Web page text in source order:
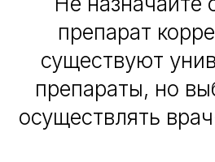
препарат
существуют
препараты, но
осуществлять